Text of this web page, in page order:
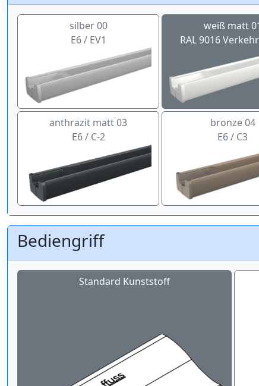
silber 00
E6 / EV1
weiß matt
RAL 9016
anthrazit matt 03
E6 / C-2
bronze 04
E6 / C3
Bediengriff
Standard Kunststoff